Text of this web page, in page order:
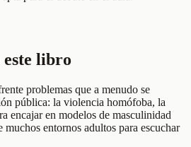
libro
problemas que a menudo se
pública: la violencia homófoba, la
encajar en modelos de masculinidad
entornos adultos para escuchar